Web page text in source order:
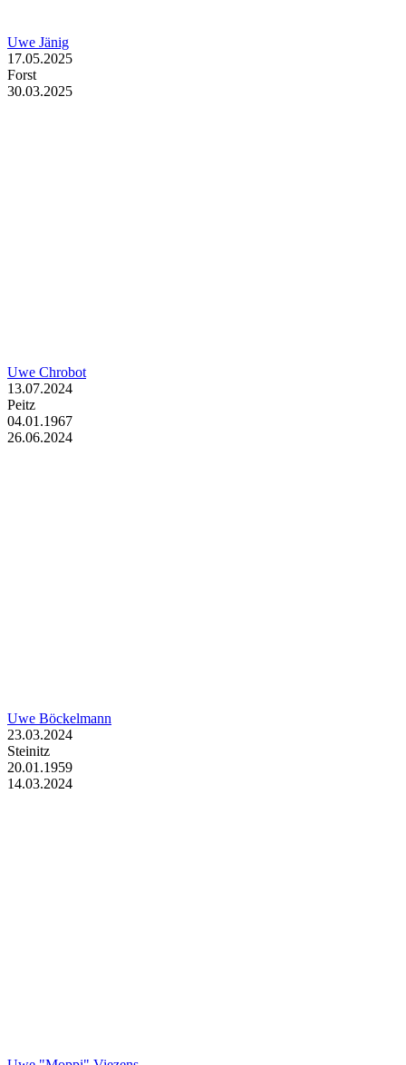
Uwe Jänig
17.05.2025
Forst
30.03.2025
Uwe Chrobot
13.07.2024
Peitz
04.01.1967
26.06.2024
Uwe Böckelmann
23.03.2024
Steinitz
20.01.1959
14.03.2024